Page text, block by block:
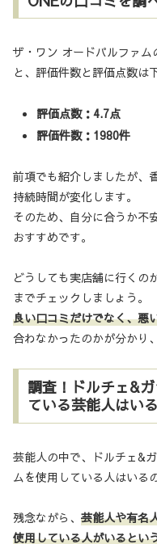
ザ・ワン オードパルファ
と、評価件数と評価点数は
評価点数：4.7点
評価件数：1980件
前項でも紹介しましたが、
持続時間が変化します。
そのため、自分に合うか不
おすすめです。
どうしても実店舗に行くの
までチェックしましょう。
良い口コミだけでなく、悪
合わなかったのかが分かり
調査！ドルチェ&
ている芸能人はい
芸能人の中で、ドルチェ&
ムを使用している人はいる
残念ながら、 芸能人や有名
使用している人がいるとい